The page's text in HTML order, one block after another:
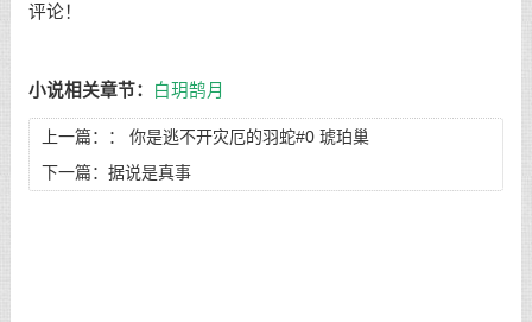
评论！
小说相关章节： 白玥鹄月
上一篇：： 你是逃不开灾厄的羽蛇#0 琥珀巢
下一篇： 据说是真事